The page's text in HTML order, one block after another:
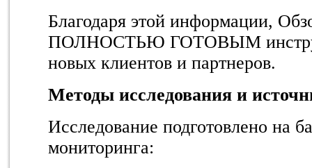
Благодаря этой информации,
ПОЛНОСТЬЮ ГОТОВЫМ
новых клиентов и партнеров.
Методы исследования и
Исследование подготовлено на
мониторинга: